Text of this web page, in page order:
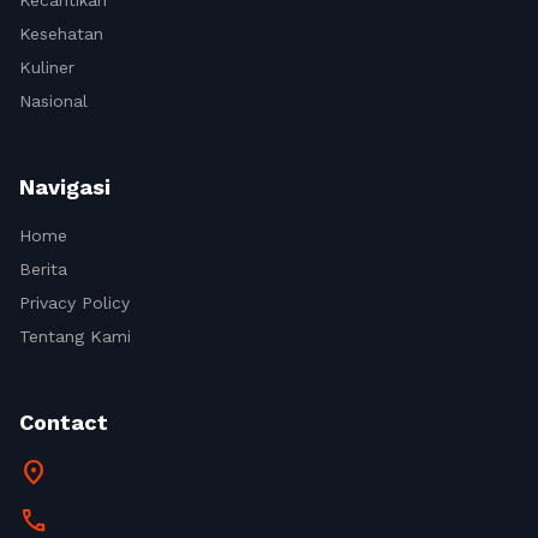
Kesehatan
Kuliner
Nasional
Navigasi
Home
Berita
Privacy Policy
Tentang Kami
Contact
location_on
call